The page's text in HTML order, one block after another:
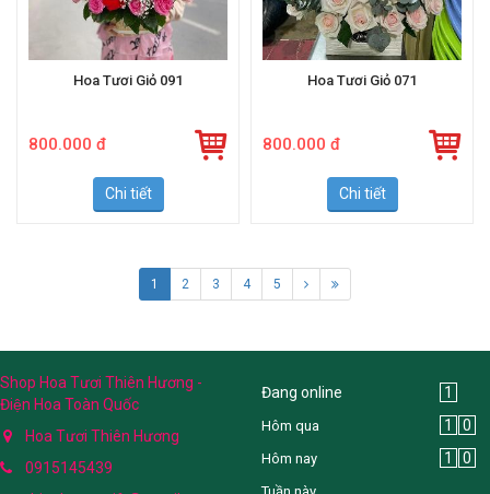
Chi tiết Chi tiết
2 3 4 5
Shop Hoa Tươi Thiên Hương -
Điện Hoa Toàn Quốc
Hoa Tươi Thiên Hương
Đang online 1
Hôm qua 1 0
Hôm nay 1 0